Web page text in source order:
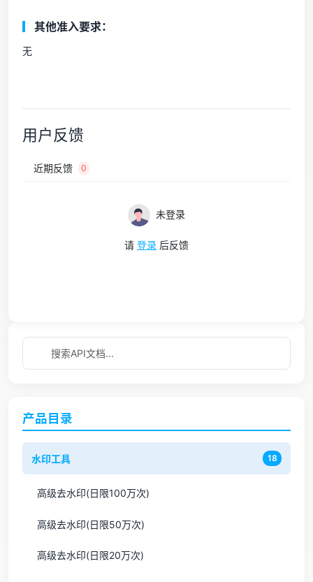
产品目录
水印工具 18
高级去水印(日限100万次)
高级去水印(日限50万次)
高级去水印(日限20万次)
其他准入要求：
无
用户反馈
近期反馈 0
未登录
请 登录 后反馈